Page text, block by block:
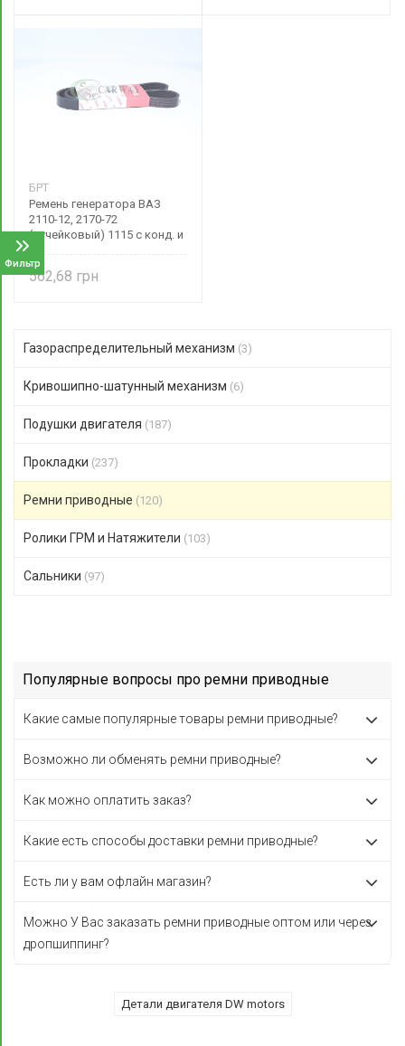
Фильтр
БРТ
Ремень генератора ВАЗ
2110-12, 2170-72
(ручейковый) 1115 с конд. и
562,68
Газораспределительный механизм (3)
Кривошипно-шатунный механизм (6)
Подушки двигателя (187)
Прокладки (237)
Ремни приводные (120)
Ролики ГРМ и Натяжители (103)
Сальники (97)
Популярные вопросы про ремни приводные
Какие самые популярные товары ремни приводные?
Возможно ли обменять ремни приводные?
Как можно оплатить заказ?
Какие есть способы доставки ремни приводные?
Есть ли у вам офлайн магазин?
Можно У Вас заказать ремни приводные оптом или через
дропшиппинг?
Детали двигателя DW motors